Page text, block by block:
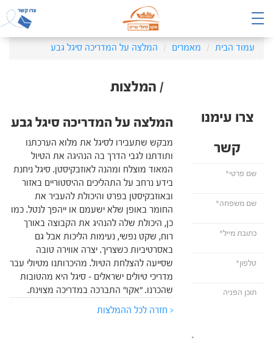
עמוד הבית מאמרים המלצה על המדריכה סיגל גבע
/ המלצות
צרו עימנו
קשר
המלצה על המדריכה סיגל גבע
מבקש שתעבירו לסיגל את מלוא הערכתנו
ותודתנו לגבי הדרך בה הנהיגה את הטיול
המאוד מוצלח ומהנה לאוזבקיסטן. סיגל ניחנת
בידע נרחב על התהליכים ההיסטוריים באזור
ובאוזבקיסטן בפרט והיכולת להעביר את
החומר באופן שלא ישעמם או ייהפך לנטל. כמו
כן, היכולת שלה להנהיג את הקבוצה באורך
רוח, שקט נפשי, נעימות הליכות אבל גם
באסרטיביות כשצריך. יצרה אווירה טובה
שסייעה להצלחת הטיול. מהיכרותנו מטיולי עבר
מדריכי טיולים ישראלים – סיגל היא מהטובות
שהכרנו. "אקו" התברכה במדריכה מצוינת.
< חזרה לכל ההמלצות